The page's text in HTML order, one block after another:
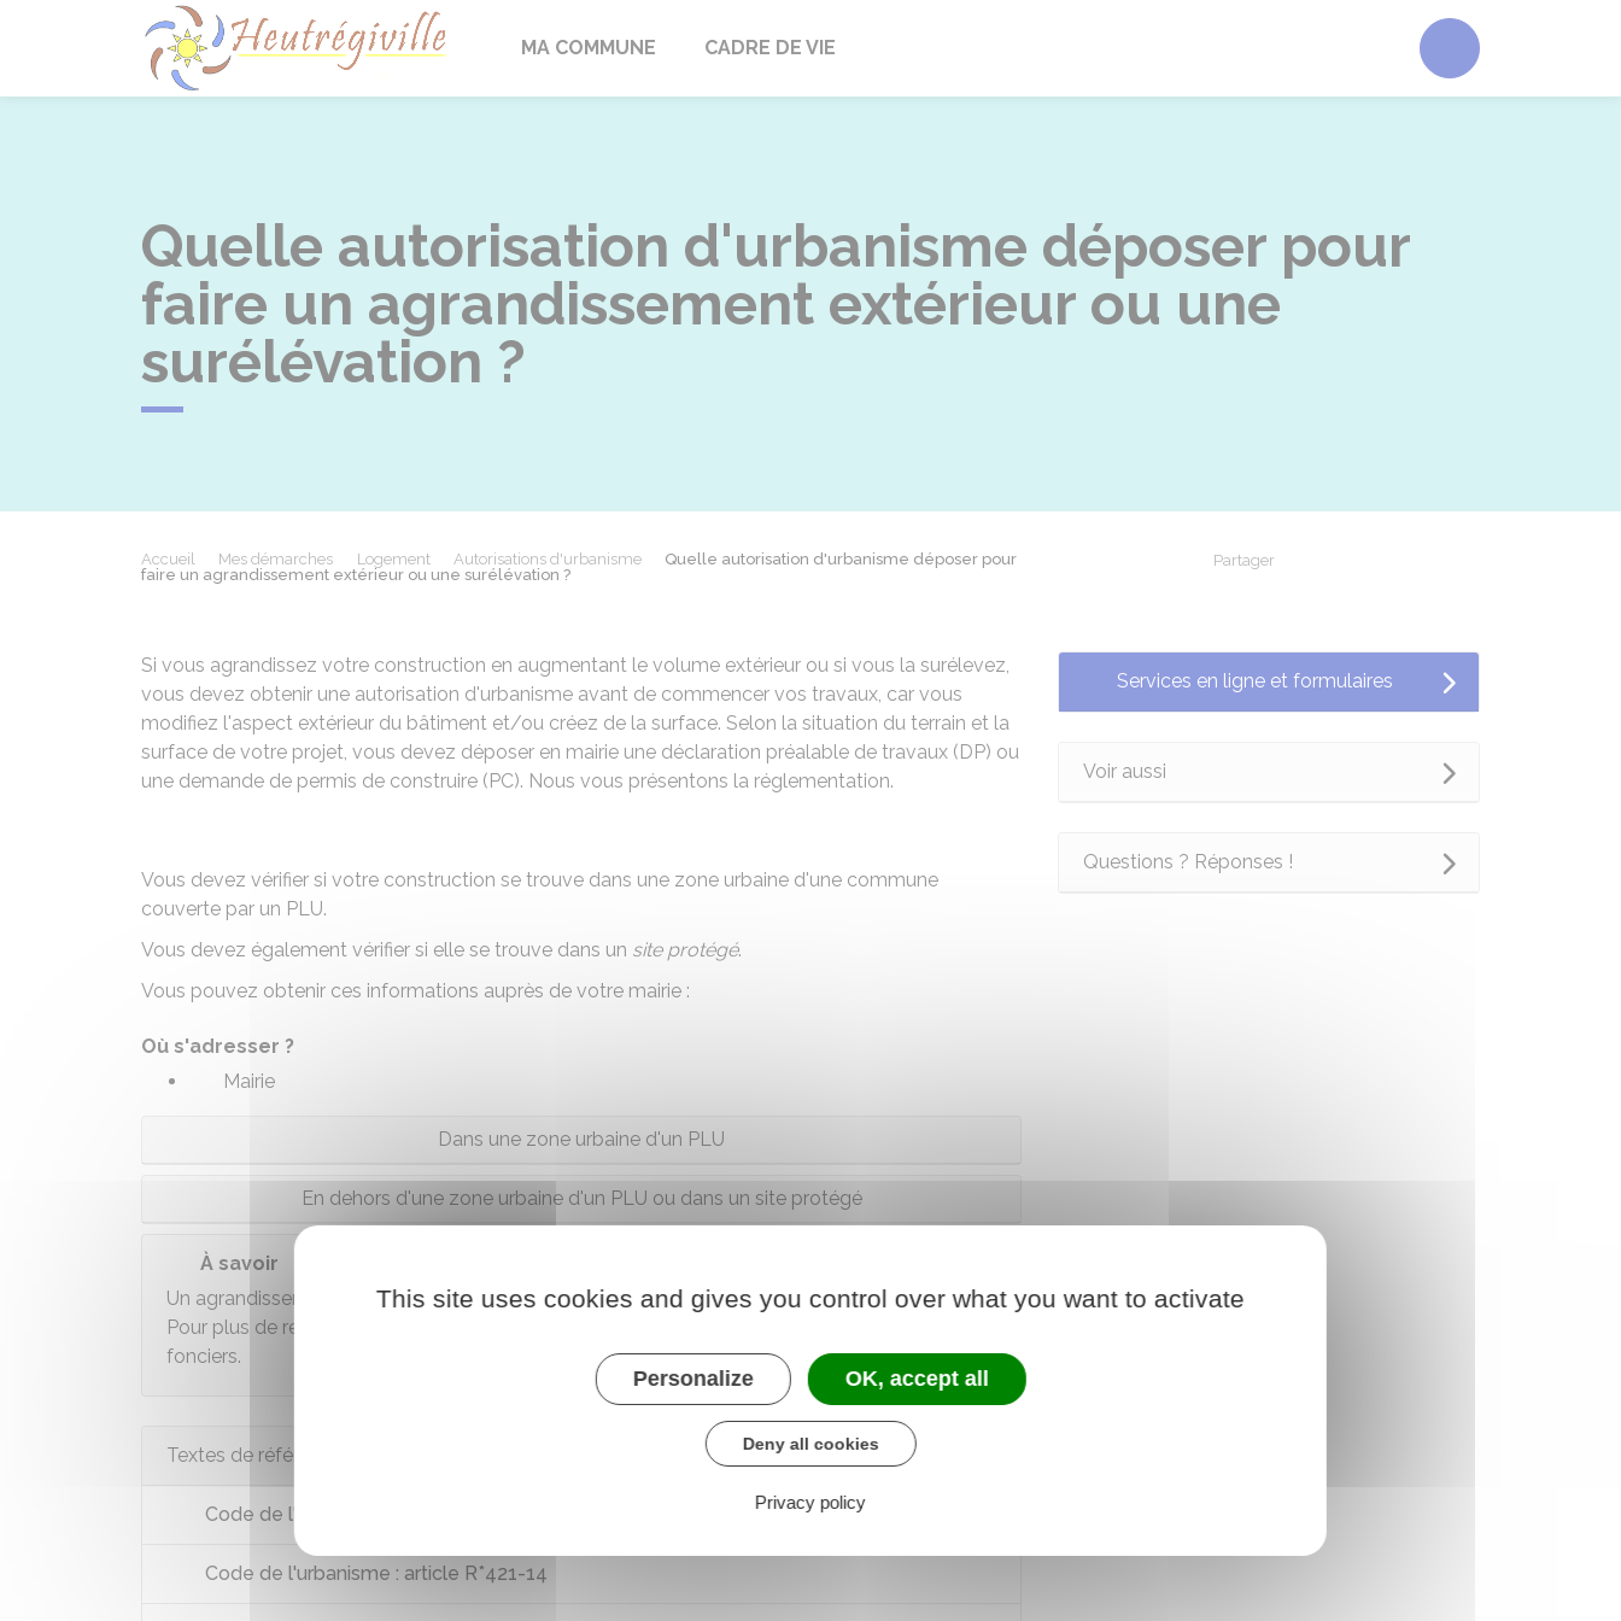
Heutrégiville
MA COMMUNE CADRE DE VIE Accéder au
Quelle autorisation d'urbanisme déposer pour
faire un agrandissement extérieur ou une
surélévation ?
Accueil Mes démarches Logement Autorisations d'urbanisme
Quelle autorisation d'urbanisme déposer pour
faire un agrandissement extérieur ou une surélévation ?
Partager
Si vous agrandissez votre construction en augmentant le volume extérieur ou si vous la surélevez,
vous devez obtenir une autorisation d'urbanisme avant de commencer vos travaux, car vous
modifiez l'aspect extérieur du bâtiment et/ou créez de la surface. Selon la situation du terrain et la
surface de votre projet, vous devez déposer en mairie une déclaration préalable de travaux (DP) ou
une demande de permis de construire (PC). Nous vous présentons la réglementation.
Vous devez vérifier si votre construction se trouve dans une zone urbaine d'une commune
couverte par un PLU.
Vous devez également vérifier si elle se trouve dans un site protégé.
Vous pouvez obtenir ces informations auprès de votre mairie :
Où s'adresser ?
Mairie
Dans une zone urbaine d'un PLU
En dehors d'une zone urbaine d'un PLU ou dans un site protégé
À savoir
Un agrandissement ou une surélévation peut avoir une incidence sur vos impôts fonciers.
Pour plus de renseignements, vous pouvez contacter votre centre départemental des impôts
fonciers.
Textes de référence
Code de l'urbanisme : article R421-11
Code de l'urbanisme : article R*421-14
Services en ligne et formulaires
Voir aussi
Questions ? Réponses !
This site uses cookies and gives you control over what you want to activate
Personalize OK, accept all
Deny all cookies
Privacy policy